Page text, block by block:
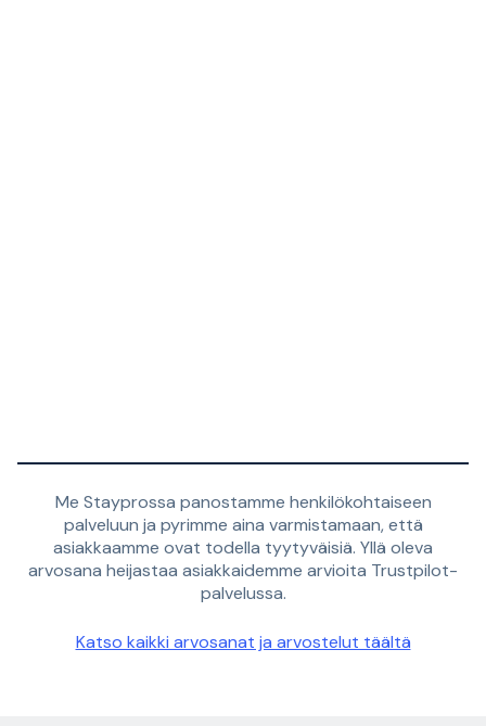
Me Stayprossa panostamme henkilökohtaiseen
palveluun ja pyrimme aina varmistamaan, että
asiakkaamme ovat todella tyytyväisiä. Yllä oleva
arvosana heijastaa asiakkaidemme arvioita Trustpilot-
palvelussa.
Katso kaikki arvosanat ja arvostelut täältä